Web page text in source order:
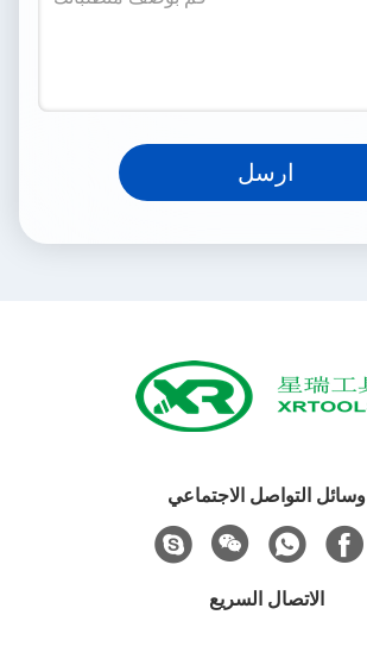
ارسل
وسائل التواصل الاجتماعي
الاتصال السريع